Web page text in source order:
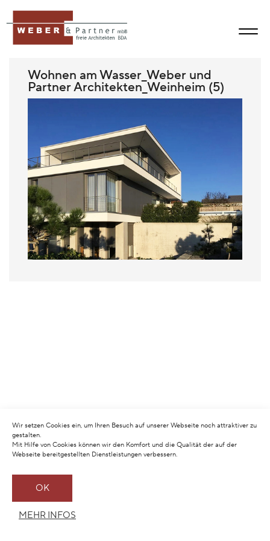
Wir setzen Cookies ein, um Ihren Besuch auf unserer Webseite noch attraktiver zu
gestalten.
Mit Hilfe von Cookies können wir den Komfort und die Qualität der auf der
Webseite bereitgestellten Dienstleistungen verbessern.
OK
MEHR INFOS
Wohnen am Wasser_Weber und
Partner Architekten_Weinheim (5)